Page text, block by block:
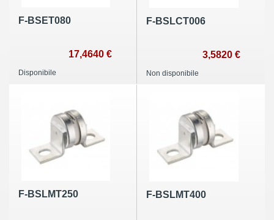
F-BSET080
17,4640 €
Disponibile
F-BSLCT006
3,5820 €
Non disponibile
F-BSLMT250 F-BSLMT400